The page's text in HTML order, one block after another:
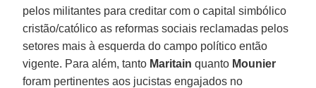
pelos militantes para creditar com o capital simbólico
cristão/católico as reformas sociais reclamadas pelos
setores mais à esquerda do campo político então
vigente. Para além, tanto Maritain quanto Mounier
foram pertinentes aos jucistas engajados no